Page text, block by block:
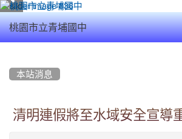
桃園市立青埔國中
本站消息
清明連假將至水域安全宣導